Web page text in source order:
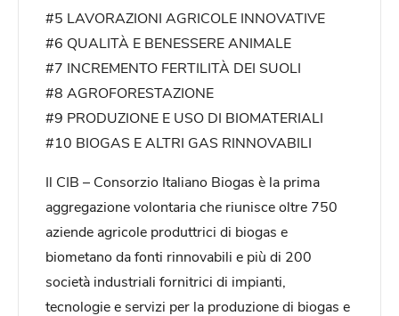
#5 LAVORAZIONI AGRICOLE INNOVATIVE
#6 QUALITÀ E BENESSERE ANIMALE
#7 INCREMENTO FERTILITÀ DEI SUOLI
#8 AGROFORESTAZIONE
#9 PRODUZIONE E USO DI BIOMATERIALI
#10 BIOGAS E ALTRI GAS RINNOVABILI
Il CIB – Consorzio Italiano Biogas è la prima
aggregazione volontaria che riunisce oltre 750
aziende agricole produttrici di biogas e
biometano da fonti rinnovabili e più di 200
società industriali fornitrici di impianti,
tecnologie e servizi per la produzione di biogas e